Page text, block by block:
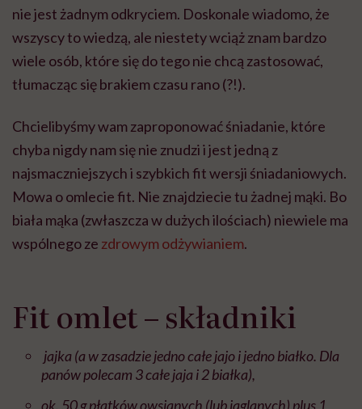
nie jest żadnym odkryciem. Doskonale wiadomo, że
wszyscy to wiedzą, ale niestety wciąż znam bardzo
wiele osób, które się do tego nie chcą zastosować,
tłumacząc się brakiem czasu rano (?!).
Chcielibyśmy wam zaproponować śniadanie, które
chyba nigdy nam się nie znudzi i jest jedną z
najsmaczniejszych i szybkich fit wersji śniadaniowych.
Mowa o omlecie fit. Nie znajdziecie tu żadnej mąki. Bo
biała mąka (zwłaszcza w dużych ilościach) niewiele ma
wspólnego ze zdrowym odżywianiem.
Fit omlet – składniki
jajka (a w zasadzie jedno całe jajo i jedno białko. Dla
panów polecam 3 całe jaja i 2 białka),
ok. 50 g płatków owsianych (lub jaglanych) plus 1